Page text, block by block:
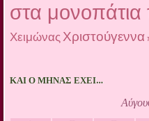
στα μονοπάτια
Χειμώνας Χριστούγεννα
ΚΑΙ Ο ΜΉΝΑΣ ΈΧΕΙ…